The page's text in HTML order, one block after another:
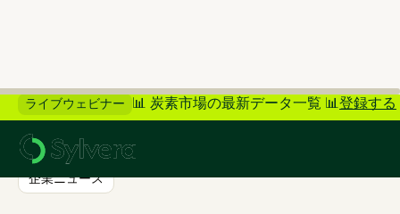
ライブウェビナー 📊 炭素市場の最新データ一覧 📊登録する
企業ニュース